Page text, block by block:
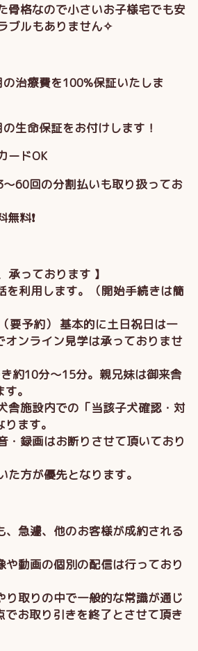
骨格なので小さいお子様宅でも安
ブルもありません✧
治療費を100%保証いたしま
生命保証をお付けします！
ードOK
～60回の分割払いも取り扱ってお
料❗
承っております 】
を利用します。（開始手続きは簡
要予約） 基本的に土日祝日は一
オンライン見学は承っておりませ
約10分～15分。親兄妹は御来舎
。
舎施設内での「当該子犬確認・対
ます。
・録画はお断りさせて頂いており
方が優先となります。
、急遽、他のお客様が成約される
動画の個別の配信は行っており
取りの中で一般的な常識が通じ
でお取り引きを終了とさせて頂き